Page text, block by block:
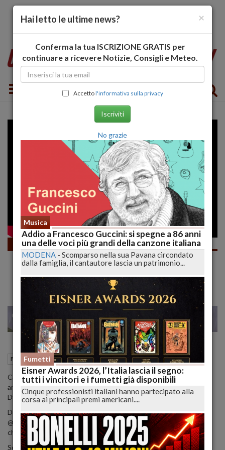
Toggle navigation
Fumetti
È o Non È il Pianeta dei Morti? Fortuna che il
fumetto è bello di suo! | lucadeejay
MILANO 22 25
Fumetti L'Aquila (AQ) 01 Ottobre 2022 11:38
Cari Lettori in questo video parleremo del fumetto, questa sera
andremo a parlare della situazione emblematica che si è creata su
Dylan Dog.
Due cose però voglio dirle sulla copertina eccellente di
@marco_mastrazzo e sugli ottimi disegni di @nicola_mari_images
che quando fa coppia con Alessandro Bilotta da il meglio di se!
Soggetto: Bilotta Alessandro
×
Hai letto le ultime news?
Conferma la tua ISCRIZIONE GRATIS per
continuare a ricevere Notizie, Consigli e Meteo.
Accettol'informativa sulla privacy
Iscriviti
No grazie
Musica
Addio a Francesco Guccini: si spegne a 86 anni
una delle voci più grandi della canzone italiana
MODENA - Scomparso nella sua Pavana circondato
dalla famiglia, il cantautore lascia un patrimonio...
Fumetti
Eisner Awards 2026, l’Italia lascia il segno:
tutti i vincitori e i fumetti già disponibili
Cinque professionisti italiani hanno partecipato alla
corsa ai principali premi americani....